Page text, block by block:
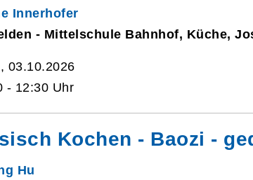
Innerhofer
- Mittelschule Bahnhof, Küche,
03.10.2026
- 12:30 Uhr
Kochen - Baozi -
Hu